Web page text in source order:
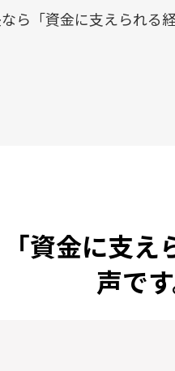
ら「資金に支えられ
「資金に支
声です